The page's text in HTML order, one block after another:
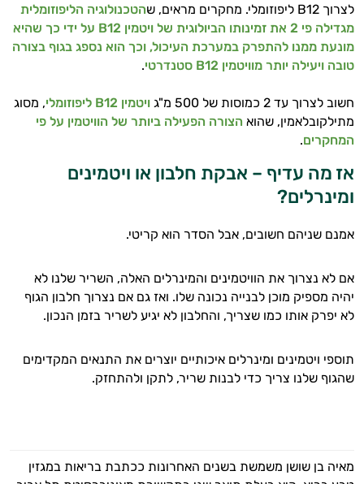
לצרוך B12 ליפוזומלי. מחקרים מראים, ש
הטכנולוגיה הליפוזומלית
מגדילה פי 2 את זמינותו הביולוגית של ויטמין B12 על ידי כך שהיא
מונעת ממנו להתפרק במערכת העיכול, וכך הוא נספג בגוף בצורה
טובה ויעילה יותר מוויטמין B12 סטנדרטי
.
חשוב לצרוך עד 2 כמוסות של 500 מ"ג ויטמין B12 ליפוזומלי
, מסוג
מתילקובלאמין, שהוא הצורה הפעילה ביותר של הוויטמין על פי
המחקרים.
אז מה עדיף – אבקת חלבון או ויטמינים
ומינרלים?
אמנם שניהם חשובים, אבל הסדר הוא קריטי.
אם לא נצרוך את הוויטמינים והמינרלים האלה, השריר שלנו לא
יהיה מספיק מוכן לבנייה נכונה שלו. ואז גם אם נצרוך חלבון הגוף
לא יפרק אותו כמו שצריך, והחלבון לא יגיע לשריר בזמן הנכון.
תוספי ויטמינים ומינרלים איכותיים יוצרים את התנאים המקדימים
שהגוף שלנו צריך כדי לבנות שריר, לתקן ולהתחזק.
מאיה בן שושן משמשת בשנים האחרונות ככתבת בריאות במגזין